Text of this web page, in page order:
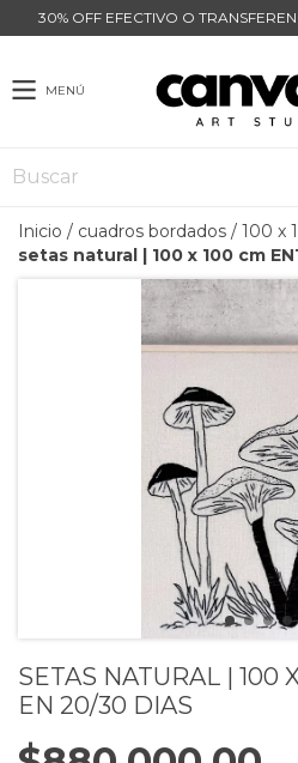
30% OFF EFECTIVO O
MENÚ
Inicio / cuadros bordados / 100 x
setas natural | 100 x 100 cm
SETAS NATURAL | 100
EN 20/30 DIAS